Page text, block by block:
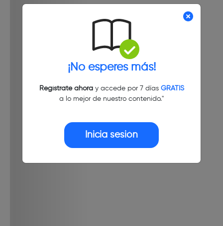
¡No esperes más!
Regístrate ahoray accede por 7 días GRATIS
a lo mejor de nuestro contenido."
Inicia sesión